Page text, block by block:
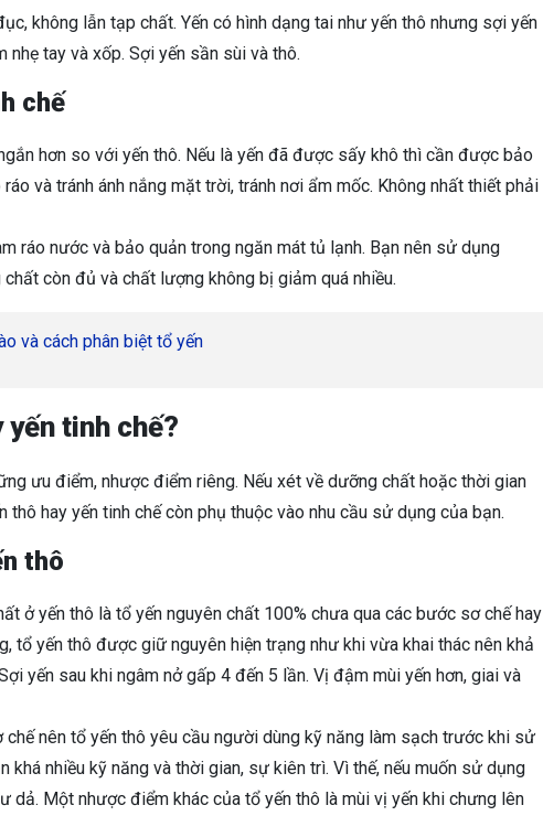
không lẫn tạp chất. Yến có hình dạng tai như yến thô nhưng sợi yến
tay và xốp. Sợi yến sần sùi và thô.
chế
hơn so với yến thô. Nếu là yến đã được sấy khô thì cần được bảo
và tránh ánh nắng mặt trời, tránh nơi ẩm mốc. Không nhất thiết phải
ráo nước và bảo quản trong ngăn mát tủ lạnh. Bạn nên sử dụng
còn đủ và chất lượng không bị giảm quá nhiều.
và cách phân biệt tổ yến
yến tinh chế?
ưu điểm, nhược điểm riêng. Nếu xét về dưỡng chất hoặc thời gian
thô hay yến tinh chế còn phụ thuộc vào nhu cầu sử dụng của bạn.
thô
ở yến thô là tổ yến nguyên chất 100% chưa qua các bước sơ chế hay
tổ yến thô được giữ nguyên hiện trạng như khi vừa khai thác nên khả
yến sau khi ngâm nở gấp 4 đến 5 lần. Vị đậm mùi yến hơn, giai và
chế nên tổ yến thô yêu cầu người dùng kỹ năng làm sạch trước khi sử
khá nhiều kỹ năng và thời gian, sự kiên trì. Vì thế, nếu muốn sử dụng
dả. Một nhược điểm khác của tổ yến thô là mùi vị yến khi chưng lên